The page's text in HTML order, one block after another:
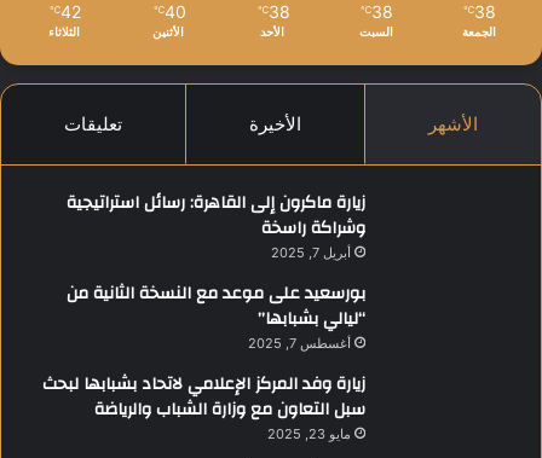
38
℃
الجمعة
38
℃
السبت
38
℃
الأحد
40
℃
الأثنين
42
℃
الثلاثاء
الأشهر الأخيرة تعليقات
زيارة ماكرون إلى القاهرة: رسائل استراتيجية
وشراكة راسخة
أبريل 7, 2025
بورسعيد على موعد مع النسخة الثانية من
“ليالي بشبابها”
أغسطس 7, 2025
زيارة وفد المركز الإعلامي لاتحاد بشبابها لبحث
سبل التعاون مع وزارة الشباب والرياضة
مايو 23, 2025